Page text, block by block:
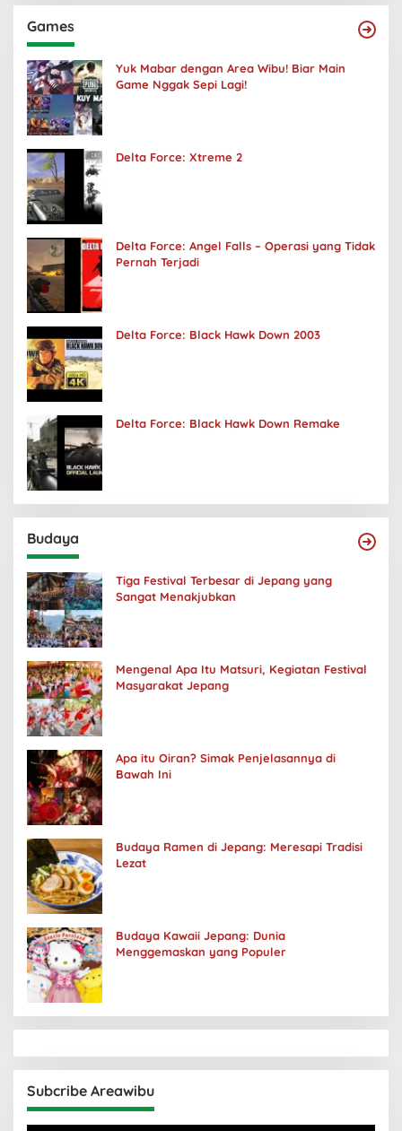
Games
Yuk Mabar dengan Area Wibu! Biar Main
Game Nggak Sepi Lagi!
Delta Force: Xtreme 2
Delta Force: Angel Falls – Operasi yang Tidak
Pernah Terjadi
Delta Force: Black Hawk Down 2003
Delta Force: Black Hawk Down Remake
Budaya
Tiga Festival Terbesar di Jepang yang
Sangat Menakjubkan
Mengenal Apa Itu Matsuri, Kegiatan Festival
Masyarakat Jepang
Apa itu Oiran? Simak Penjelasannya di
Bawah Ini
Budaya Ramen di Jepang: Meresapi Tradisi
Lezat
Budaya Kawaii Jepang: Dunia
Menggemaskan yang Populer
Subcribe Areawibu